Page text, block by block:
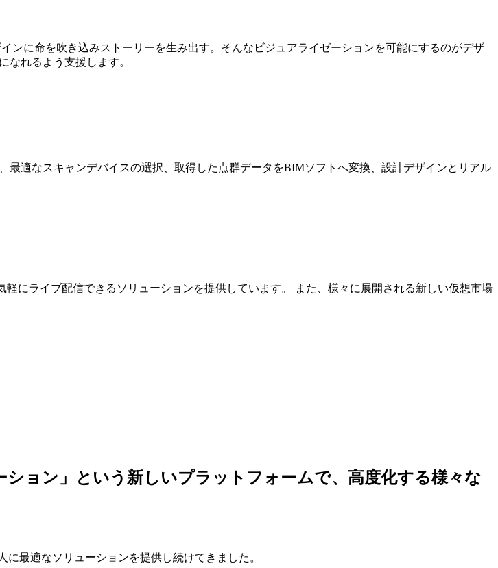
ンに命を吹き込みストーリーを生み出す。そんなビジュアライゼーションを可能にするのがデザ
なれるよう支援します。
最適なスキャンデバイスの選択、取得した点群データをBIMソフトへ変換、設計デザインとリアル
にライブ配信できるソリューションを提供しています。 また、様々に展開される新しい仮想市場
ョン」という新しいプラットフォームで、高度化する様々な
最適なソリューションを提供し続けてきました。